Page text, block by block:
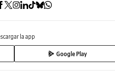
la app
Google Play